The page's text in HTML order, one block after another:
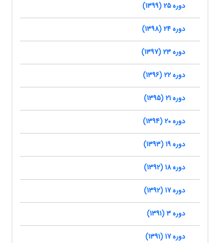
دوره 25 (1399)
دوره 24 (1398)
دوره 23 (1397)
دوره 22 (1396)
دوره 21 (1395)
دوره 20 (1394)
دوره 19 (1393)
دوره 18 (1392)
دوره 17 (1392)
دوره 3 (1391)
دوره 17 (1391)